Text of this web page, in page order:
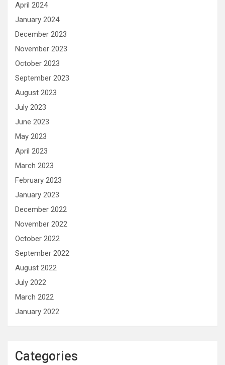
April 2024
January 2024
December 2023
November 2023
October 2023
September 2023
August 2023
July 2023
June 2023
May 2023
April 2023
March 2023
February 2023
January 2023
December 2022
November 2022
October 2022
September 2022
August 2022
July 2022
March 2022
January 2022
Categories